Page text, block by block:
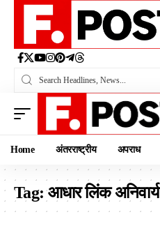
Home अंतरराष्ट्रीय अपराध
Tag:आधार लिंक अनिवार्य